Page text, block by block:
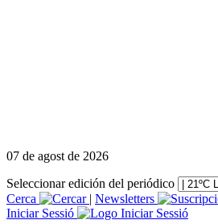
07 de agost de 2026
Seleccionar edición del periódico
Cerca
| Newsletters
Iniciar Sessió